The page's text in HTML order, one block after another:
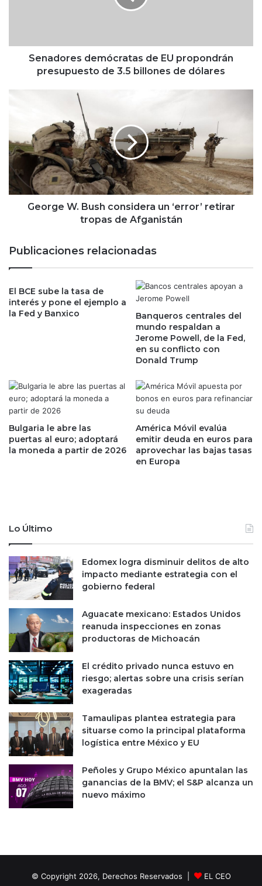
s
ó
t
a
s
d
e
o
p
n
d
r
s
u
p
u
e
s
.
b
i
l
o
n
s
d
e
d
ó
l
r
s
Senadores demócratas de EU propondrán
presupuesto de 3.5 billones de dólares
g
e
W
.
B
o
n
i
d
e
‘
e
r
r
o
r
’
a
r
o
p
a
s
e
A
f
g
a
n
s
á
n
George W. Bush considera un ‘error’ retirar
tropas de Afganistán
Publicaciones relacionadas
El BCE sube la tasa de
interés y pone el ejemplo a
la Fed y Banxico
Banqueros centrales del
mundo respaldan a
Jerome Powell, de la Fed,
en su conflicto con
Donald Trump
Bulgaria le abre las
puertas al euro; adoptará
la moneda a partir de 2026
América Móvil evalúa
emitir deuda en euros para
aprovechar las bajas tasas
en Europa
Lo Último
Edomex logra disminuir delitos de alto
impacto mediante estrategia con el
gobierno federal
Aguacate mexicano: Estados Unidos
reanuda inspecciones en zonas
productoras de Michoacán
El crédito privado nunca estuvo en
riesgo; alertas sobre una crisis serían
exageradas
Tamaulipas plantea estrategia para
situarse como la principal plataforma
logística entre México y EU
Peñoles y Grupo México apuntalan las
ganancias de la BMV; el S&P alcanza un
nuevo máximo
© Copyright 2026, Derechos Reservados | EL CEO